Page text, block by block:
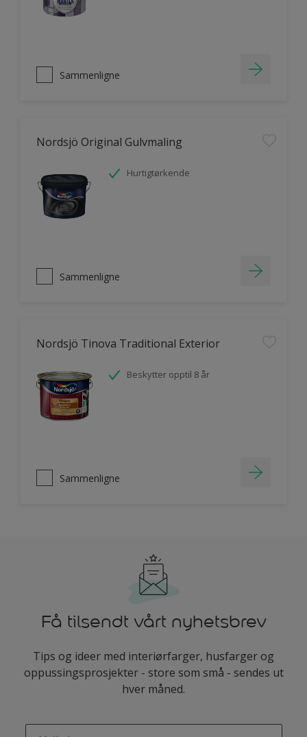
Sammenligne
Nordsjö Original Gulvmaling
Hurtigtørkende
Sammenligne
Nordsjö Tinova Traditional Exterior
Beskytter opptil 8 år
Sammenligne
Få tilsendt vårt nyhetsbrev
Tips og ideer med interiørfarger, husfarger og
oppussingsprosjekter - store som små - sendes ut
hver måned.